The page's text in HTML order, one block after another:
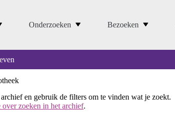
Onderzoeken Bezoeken
en gebruik de filters om te vinden wat je zoekt.
zoeken in het archief.